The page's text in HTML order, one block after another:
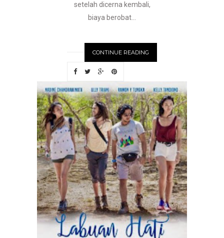
setelah dicerna kembali,
biaya berobat...
CONTINUE READING